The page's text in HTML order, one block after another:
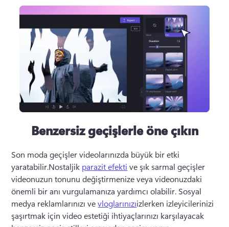
Benzersiz geçişlerle öne çıkın
Son moda geçişler videolarınızda büyük bir etki
yaratabilir.Nostaljik parazit efekti ve şık sarmal geçişler
videonuzun tonunu değiştirmenize veya videonuzdaki
önemli bir anı vurgulamanıza yardımcı olabilir. Sosyal
medya reklamlarınızı ve vloglarınızıizlerken izleyicilerinizi
şaşırtmak için video estetiği ihtiyaçlarınızı karşılayacak